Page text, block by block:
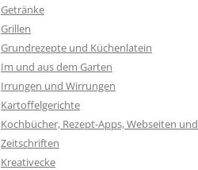
Getränke
Grillen
Grundrezepte und Küchenlatein
Im und aus dem Garten
Irrungen und Wirrungen
Kartoffelgerichte
Kochbücher, Rezept-Apps, Webseiten und
Zeitschriften
Kreativecke